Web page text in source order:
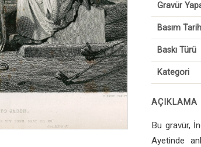
Gravür
Basım
Baskı Türü
Kategori
AÇIKLAMA
Bu gravür,
Ayetinde